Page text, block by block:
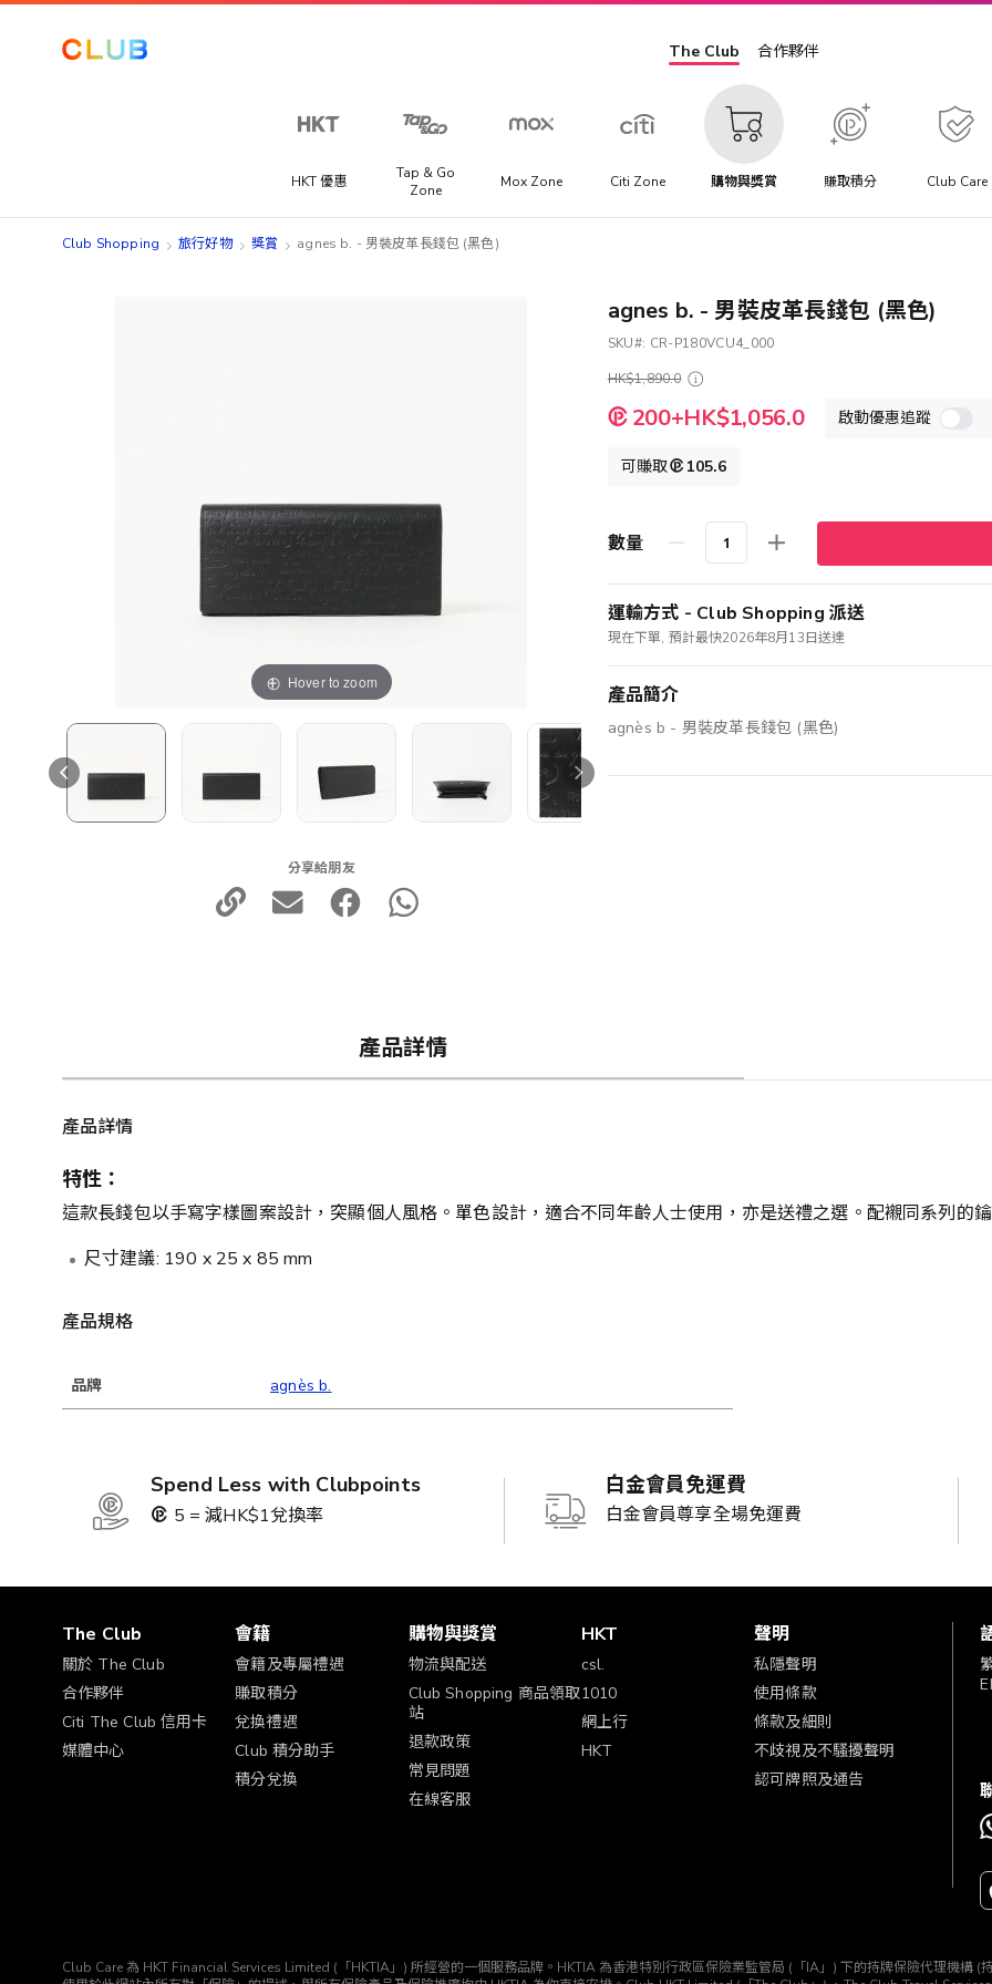
The Club 合作夥伴
HKT 優惠
Tap & Go
Zone
Mox Zone Citi Zone 購物與獎賞 賺取積分 Club Care
Club Shopping 旅行好物 獎賞 agnes b. - 男裝皮革長錢包 (黑色)
Hover to zoom
分享給朋友
agnes b. - 男裝皮革長錢包 (黑色)
SKU
CR-P180VCU4_000
HK$1,890.0
特
殊
啟動優惠追蹤
200+HK$1,056.0
可賺取 105.6
數量
運輸方式 - Club Shopping 派送
現在下單, 預計最快2026年8月13日送達
產品簡介
agnès b - 男裝皮革長錢包 (黑色)
產品詳情
產品詳情
特性：
這款長錢包以手寫字樣圖案設計，突顯個人風格。單色設計，適合不同年齡人士使用，亦是送禮之選。配襯同系列的
尺寸建議: 190 x 25 x 85 mm
產品規格
品牌 agnès b.
Spend Less with Clubpoints
5 = 減HK$1兌換率
白金會員免運費
白金會員尊享全場免運費
The Club
關於 The Club
合作夥伴
Citi The Club 信用卡
媒體中心
會籍
會籍及專屬禮遇
賺取積分
兌換禮遇
Club 積分助手
積分兌換
購物與獎賞
物流與配送
Club Shopping 商品領取
站
退款政策
常見問題
在線客服
HKT
csl.
1010
網上行
HKT
聲明
私隱聲明
使用條款
條款及細則
不歧視及不騷擾聲明
認可牌照及通告
Club Care 為 HKT Financial Services Limited (「HKTIA」) 所經營的一個服務品牌。HKTIA 為香港特別行政區保險業監管局 (「IA」) 下的持牌保險代理機構 (